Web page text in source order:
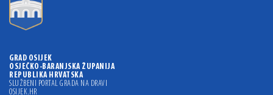
GRAD OSIJEK
OSJEČKO-BARANJSKA ŽUPANIJA
REPUBLIKA HRVATSKA
SLUŽBENI PORTAL GRADA NA DRAVI
OSIJEK.HR